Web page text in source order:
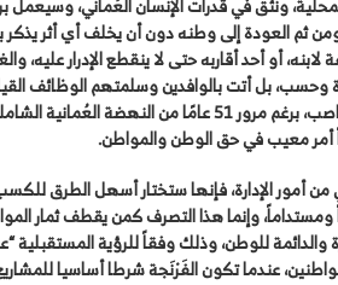
العودة إلى وطنه دون أن يخلف أي أثر يذكر
أو أحد أقاربه حتى لا ينقطع الإدرار عليه،
وحسب، بل أتت بالوافدين وسلمتهم الوظائف
وكأن عُمان لم تستطع أن تلد من يتولى تلك المناصب، برغم مرور 51 عامًا من
معيب في حق الوطن والمواطن.
أمور الإدارة، فإنها ستختار أسهل الطرق
وإنما هذا التصرف كمن يقطف ثمار
عندما تكون الفَرْنَجة شرطا أساسيا